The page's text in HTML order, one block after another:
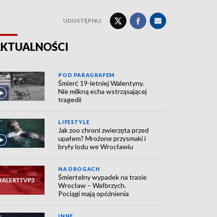
UDOSTĘPNIJ:
POD PARAGRAFEM
Śmierć 19-letniej Walentyny.
Nie milkną echa wstrząsającej
tragedii
LIFESTYLE
Jak zoo chroni zwierzęta przed
upałem? Mrożone przysmaki i
bryły lodu we Wrocławiu
NA DROGACH
Śmiertelny wypadek na trasie
Wrocław – Wałbrzych.
Pociągi mają opóźnienia